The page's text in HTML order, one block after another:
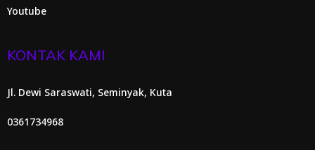
Youtube
KONTAK KAMI
Jl. Dewi Saraswati, Seminyak, Kuta
0361734968